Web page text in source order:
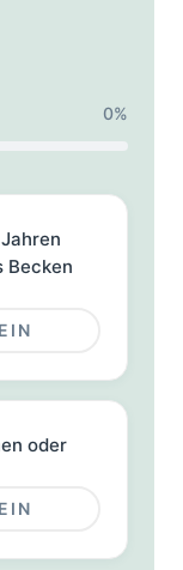
0%
Becken
oder